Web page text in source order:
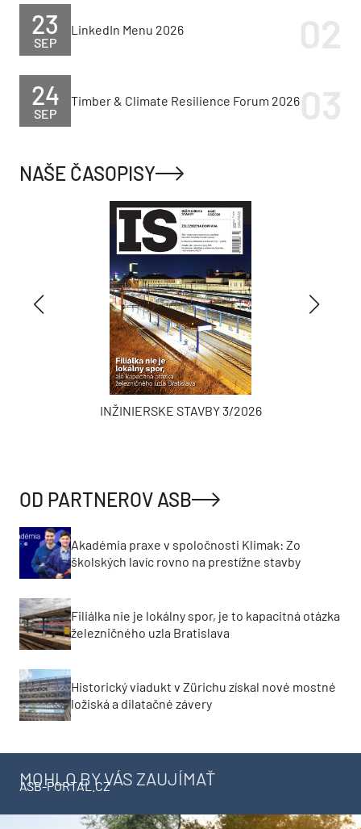
SEP
23 LinkedIn Menu 2026
SEP
24 Timber & Climate Resilience Forum 2026
NAŠE ČASOPISY
INŽINIERSKE STAVBY 3/2026
OD PARTNEROV ASB
Akadémia praxe v spoločnosti Klimak: Zo
školských lavíc rovno na prestížne stavby
Filiálka nie je lokálny spor, je to kapacitná otázka
železničného uzla Bratislava
Historický viadukt v Zürichu získal nové mostné
ložiská a dilatačné závery
MOHLO BY VÁS ZAUJÍMAŤ
ASB-PORTAL.CZ